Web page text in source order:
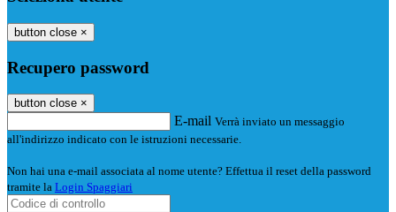
button close ×
Recupero password
button close ×
E-mail Verrà inviato un messaggio
all'indirizzo indicato con le istruzioni necessarie.
Non hai una e-mail associata al nome utente? Effettua il reset della password
tramite la Login Spaggiari